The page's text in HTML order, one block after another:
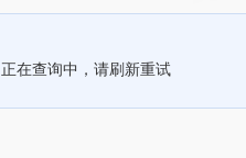
正在查询中，请刷新重试